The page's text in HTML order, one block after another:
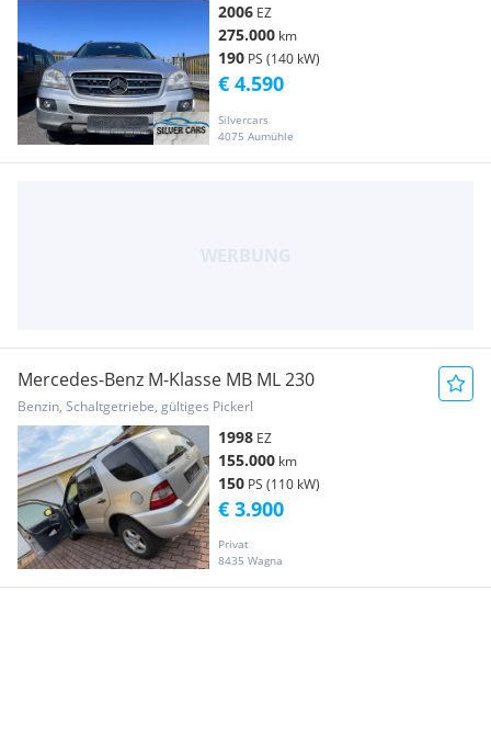
2006 EZ
275.000 km
190 PS (140 kW)
Silvercars
4075 Aumühle
€ 4.590
Mercedes-Benz M-Klasse MB ML 230
Benzin, Schaltgetriebe, gültiges Pickerl
1998 EZ
155.000 km
150 PS (110 kW)
Privat
8435 Wagna
€ 3.900